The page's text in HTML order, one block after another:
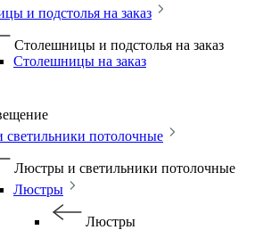
и подстолья на заказ
Столешницы и подстолья на заказ
Столешницы на заказ
потолочные
Люстры и светильники потолочные
Люстры
Люстры